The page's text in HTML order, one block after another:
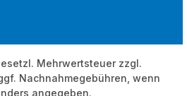
Mehrwertsteuer zzgl.
Nachnahmegebühren, wenn
angegeben.